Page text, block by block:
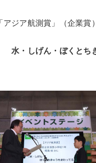
「アジア航測賞」（企業賞
水・しげん・ぼくとち